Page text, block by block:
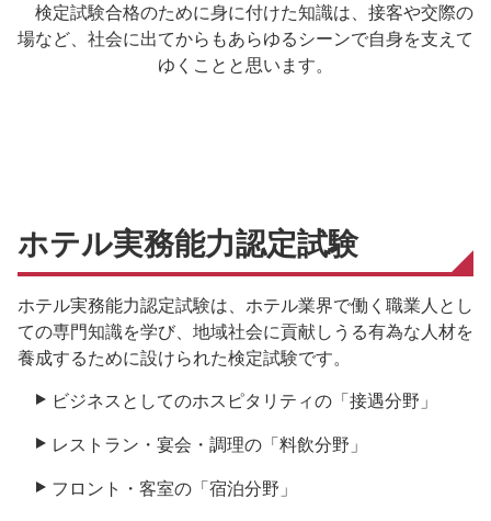
検定試験合格のために身に付けた知識は、接客や交際の
場など、社会に出てからもあらゆるシーンで自身を支えて
ゆくことと思います。
ホテル実務能力認定試験
ホテル実務能力認定試験は、ホテル業界で働く職業人とし
ての専門知識を学び、地域社会に貢献しうる有為な人材を
養成するために設けられた検定試験です。
ビジネスとしてのホスピタリティの「接遇分野」
レストラン・宴会・調理の「料飲分野」
フロント・客室の「宿泊分野」